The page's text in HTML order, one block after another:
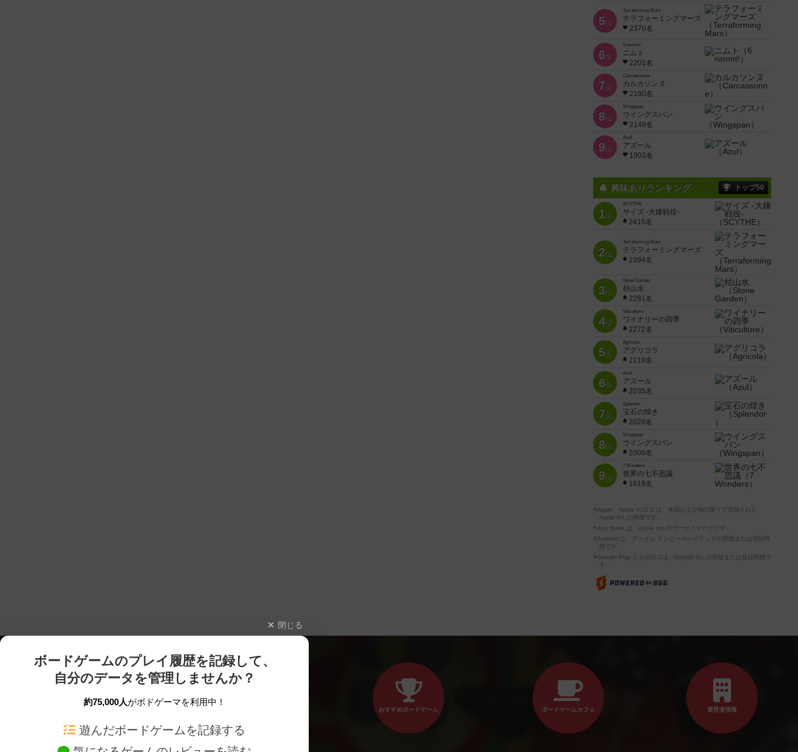
5位
Terraforming Mars
テラフォーミングマーズ
2370名
6位
6 nimmt!
ニムト
2201名
7位
Carcassonne
カルカソンヌ
2190名
8位
Wingspan
ウイングスパン
2149名
9位
Azul
アズール
1903名
興味ありランキング トップ50
1位
SCYTHE
サイズ -大鎌戦役-
2415名
2位
Terraforming Mars
テラフォーミングマーズ
2394名
3位
Stone Garden
枯山水
2281名
4位
Viticulture
ワイナリーの四季
2272名
5位
Agricola
アグリコラ
2119名
6位
Azul
アズール
2035名
7位
Splendor
宝石の煌き
2028名
8位
Wingspan
ウイングスパン
2006名
9位
7 Wonders
世界の七不思議
1919名
※Apple、Apple のロゴ は、米国および他の国々で登録された
Apple Inc.の商標です。
※App Store は、Apple Inc.のサービスマークです。
※Android は、グーグル インコーポレイテッドの商標または登録商
標です。
※Google Play とそのロゴは、Google Inc.の商標または登録商標で
す。
閉じる
ボードゲームのプレイ履歴を記録して、
自分のデータを管理しませんか？
約75,000人がボドゲーマを利用中！
遊んだボードゲームを記録する
おすすめボードゲーム ボードゲームカフェ 運営者情報